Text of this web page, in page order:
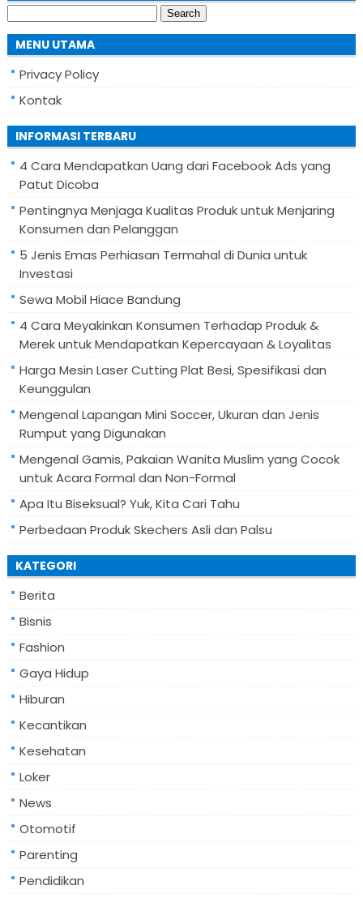
for:
MENU UTAMA
Privacy Policy
Kontak
INFORMASI TERBARU
4 Cara Mendapatkan Uang dari Facebook Ads yang
Patut Dicoba
Pentingnya Menjaga Kualitas Produk untuk Menjaring
Konsumen dan Pelanggan
5 Jenis Emas Perhiasan Termahal di Dunia untuk
Investasi
Sewa Mobil Hiace Bandung
4 Cara Meyakinkan Konsumen Terhadap Produk &
Merek untuk Mendapatkan Kepercayaan & Loyalitas
Harga Mesin Laser Cutting Plat Besi, Spesifikasi dan
Keunggulan
Mengenal Lapangan Mini Soccer, Ukuran dan Jenis
Rumput yang Digunakan
Mengenal Gamis, Pakaian Wanita Muslim yang Cocok
untuk Acara Formal dan Non-Formal
Apa Itu Biseksual? Yuk, Kita Cari Tahu
Perbedaan Produk Skechers Asli dan Palsu
KATEGORI
Berita
Bisnis
Fashion
Gaya Hidup
Hiburan
Kecantikan
Kesehatan
Loker
News
Otomotif
Parenting
Pendidikan